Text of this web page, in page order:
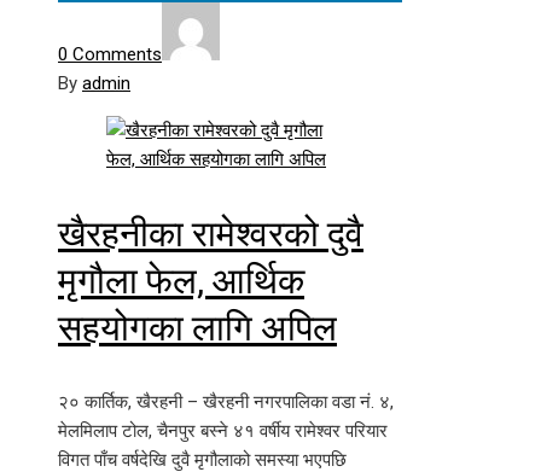
0 Comments
By admin
खैरहनीका रामेश्वरको दुवै
मृगौला फेल, आर्थिक
सहयोगका लागि अपिल
२० कार्तिक, खैरहनी – खैरहनी नगरपालिका वडा नं. ४,
मेलमिलाप टोल, चैनपुर बस्ने ४१ वर्षीय रामेश्वर परियार
विगत पाँच वर्षदेखि दुवै मृगौलाको समस्या भएपछि